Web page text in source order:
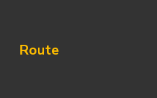
Route